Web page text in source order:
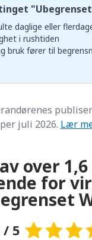
daglige eller
i rushtiden
bruk fører til
per juli 2026. Lær
over
for
/ 5